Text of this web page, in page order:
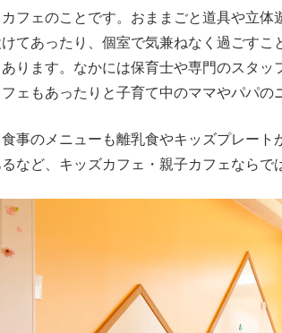
カフェのことです。おままごと道具や立
けてあったり、個室で気兼ねなく過ごす
ります。なかには保育士や専門のスタ
ェもあったりと子育て中のママやパパの
食事のメニューも離乳食やキッズプレー
るなど、キッズカフェ・親子カフェならで